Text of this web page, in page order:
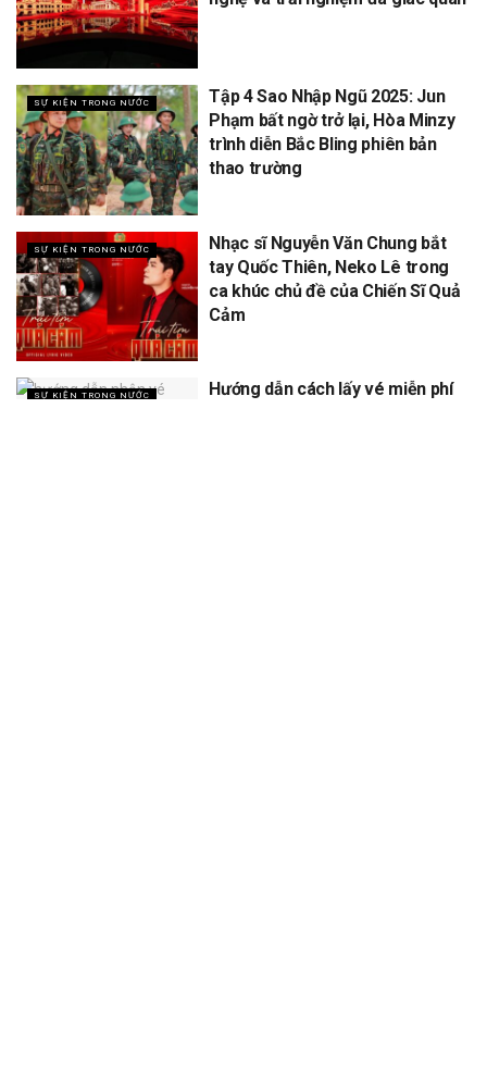
SỰ KIỆN TRONG NƯỚC
Tập 4 Sao Nhập Ngũ 2025: Jun
Phạm bất ngờ trở lại, Hòa Minzy
trình diễn Bắc Bling phiên bản
thao trường
SỰ KIỆN TRONG NƯỚC
Nhạc sĩ Nguyễn Văn Chung bắt
tay Quốc Thiên, Neko Lê trong
ca khúc chủ đề của Chiến Sĩ Quả
Cảm
SỰ KIỆN TRONG NƯỚC
Hướng dẫn cách lấy vé miễn phí